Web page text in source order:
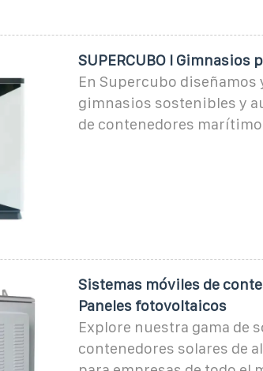
SUPERCUBO I
En Supercubo
gimnasios sostenibles y
de contenedores
Sistemas móviles de
Paneles fotovoltaicos
Explore nuestra gama de
contenedores solares de